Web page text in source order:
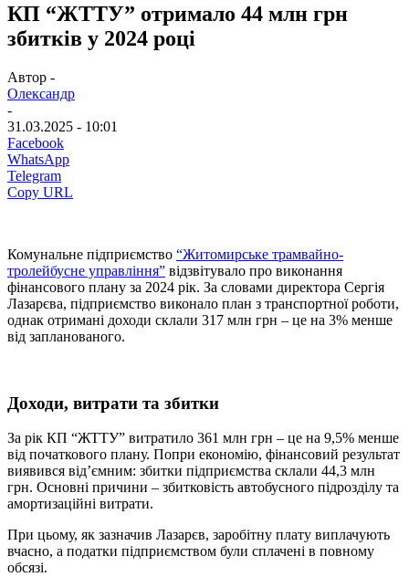
КП “ЖТТУ” отримало 44 млн грн
збитків у 2024 році
Автор -
Олександр
-
31.03.2025 - 10:01
Facebook
WhatsApp
Telegram
Copy URL
Комунальне підприємство “Житомирське трамвайно-
тролейбусне управління” відзвітувало про виконання
фінансового плану за 2024 рік. За словами директора Сергія
Лазарєва, підприємство виконало план з транспортної роботи,
однак отримані доходи склали 317 млн грн – це на 3% менше
від запланованого.
Доходи, витрати та збитки
За рік КП “ЖТТУ” витратило 361 млн грн – це на 9,5% менше
від початкового плану. Попри економію, фінансовий результат
виявився від’ємним: збитки підприємства склали 44,3 млн
грн. Основні причини – збитковість автобусного підрозділу та
амортизаційні витрати.
При цьому, як зазначив Лазарєв, заробітну плату виплачують
вчасно, а податки підприємством були сплачені в повному
обсязі.